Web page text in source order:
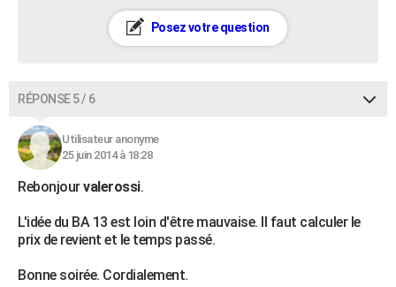
Posez votre question
RÉPONSE 5 / 6
Utilisateur anonyme
25 juin 2014 à 18:28
Rebonjourvalerossi.
L'idée du BA 13 est loin d'être mauvaise. Il faut calculer le
prix de revient et le temps passé.
Bonne soirée. Cordialement.